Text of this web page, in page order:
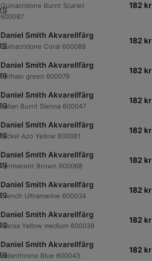
Quinacridone Burnt Scarlet
600087
182 kr
Daniel Smith Akvarellfärg
Quinacridone Coral 600088
182 kr
Daniel Smith Akvarellfärg
Phthalo green 600079
182 kr
Daniel Smith Akvarellfärg
Italian Burnt Sienna 600047
182 kr
Daniel Smith Akvarellfärg
Nickel Azo Yellow 600061
182 kr
Daniel Smith Akvarellfärg
Permanent Brown 600068
182 kr
Daniel Smith Akvarellfärg
French Ultramarine 600034
182 kr
Daniel Smith Akvarellfärg
Hansa Yellow medium 600039
182 kr
Daniel Smith Akvarellfärg
Indanthrone Blue 600043
182 kr